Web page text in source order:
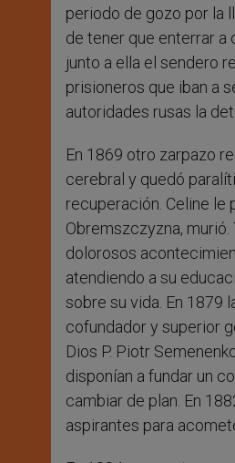
periodo de gozo por la
de tener que enterrar a
junto a ella el sendero
prisioneros que iban a
autoridades rusas la
En 1869 otro zarpazo
cerebral y quedó
recuperación. Celine le
Obremszczyzna,
dolorosos
atendiendo a su
sobre su vida. En 1879
cofundador y superior
Dios P. Piotr
disponían a fundar un
cambiar de plan. En
aspirantes para